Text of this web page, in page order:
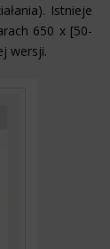
Istnieje
650 x [50-
wersji.